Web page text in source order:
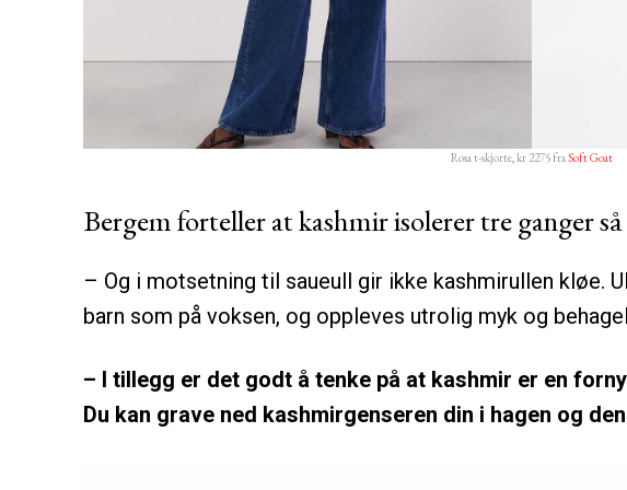
Rosa t-skjorte, kr 2275 fraSoft Goat
Bergem forteller at kashmir isolerer tre ganger
– Og i motsetning til saueull gir ikke kashmirullen kløe.
barn som på voksen, og oppleves utrolig myk og
– I tillegg er det godt å tenke på at kashmir er en
Du kan grave ned kashmirgenseren din i hagen og